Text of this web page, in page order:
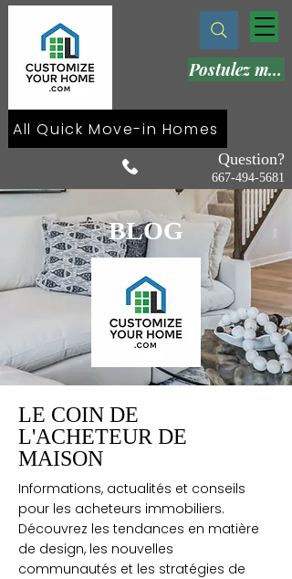
Postulez maintenant
All Quick Move-in Homes
Question?
667-494-5681
BLOG
LE COIN DE
L'ACHETEUR DE
MAISON
Informations, actualités et conseils
pour les acheteurs immobiliers.
Découvrez les tendances en matière
de design, les nouvelles
communautés et les stratégies de